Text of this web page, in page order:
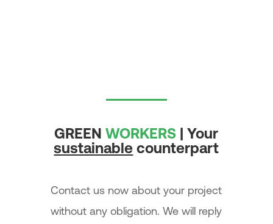
GREENWORKERS | Your
sustainable counterpart
Contact us now about your project
without any obligation. We will reply